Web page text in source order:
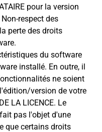
pour la version
respect des
perte des droits
du software
installé. En outre, il
ne soient
version de votre
LA LICENCE. Le
pas l'objet d'une
que certains droits